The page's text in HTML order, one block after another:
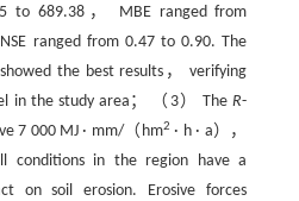
to 689.38， MBE ranged from
ranged from 0.47 to 0.90. The
the best results， verifying
in the study area； （3） TheR-
7 000 MJ · mm/（hm2 · h · a），
conditions in the region have a
on soil erosion. Erosive forces